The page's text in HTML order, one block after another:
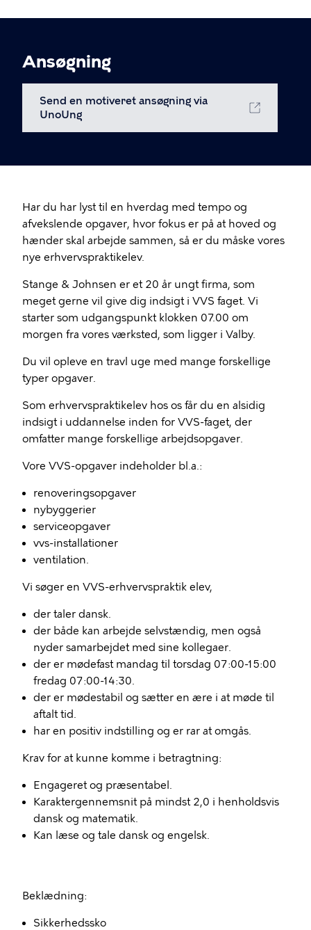
Ansøgning
Send en motiveret ansøgning via
UnoUng
Har du har lyst til en hverdag med tempo og
afvekslende opgaver, hvor fokus er på at hoved og
hænder skal arbejde sammen, så er du måske vores
nye erhvervspraktikelev.
Stange & Johnsen er et 20 år ungt firma, som
meget gerne vil give dig indsigt i VVS faget. Vi
starter som udgangspunkt klokken 07.00 om
morgen fra vores værksted, som ligger i Valby.
Du vil opleve en travl uge med mange forskellige
typer opgaver.
Som erhvervspraktikelev hos os får du en alsidig
indsigt i uddannelse inden for VVS-faget, der
omfatter mange forskellige arbejdsopgaver.
Vore VVS-opgaver indeholder bl.a.:
renoveringsopgaver
nybyggerier
serviceopgaver
vvs-installationer
ventilation.
Vi søger en VVS-erhvervspraktik elev,
der taler dansk.
der både kan arbejde selvstændig, men også
nyder samarbejdet med sine kollegaer.
der er mødefast mandag til torsdag 07:00-15:00
fredag 07:00-14:30.
der er mødestabil og sætter en ære i at møde til
aftalt tid.
har en positiv indstilling og er rar at omgås.
Krav for at kunne komme i betragtning:
Engageret og præsentabel.
Karaktergennemsnit på mindst 2,0 i henholdsvis
dansk og matematik.
Kan læse og tale dansk og engelsk.
Beklædning:
Sikkerhedssko